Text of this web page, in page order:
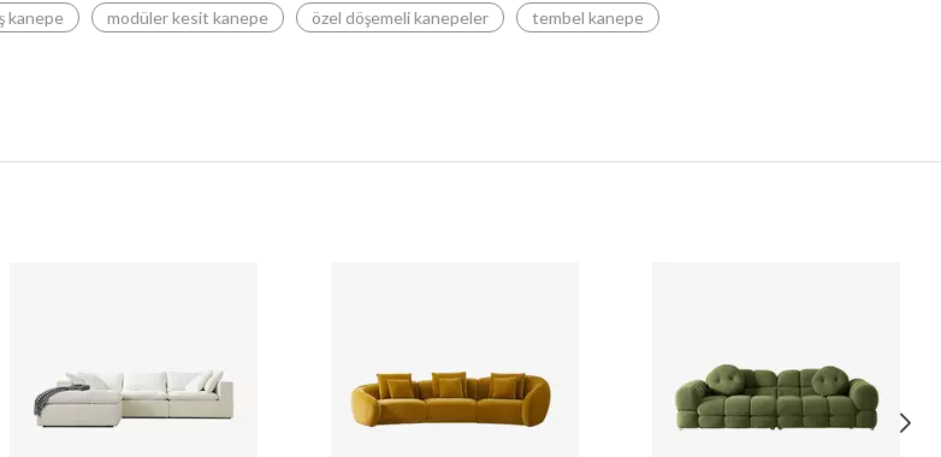
kanepe modüler kesit kanepe özel döşemeli kanepeler tembel kanepe